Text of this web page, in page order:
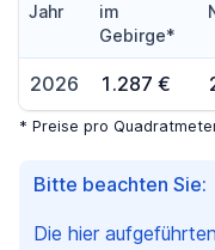
Bitte beachten Sie:
Die hier
Jahr
im
Gebirge*
2026 1.287 €
* Preise pro